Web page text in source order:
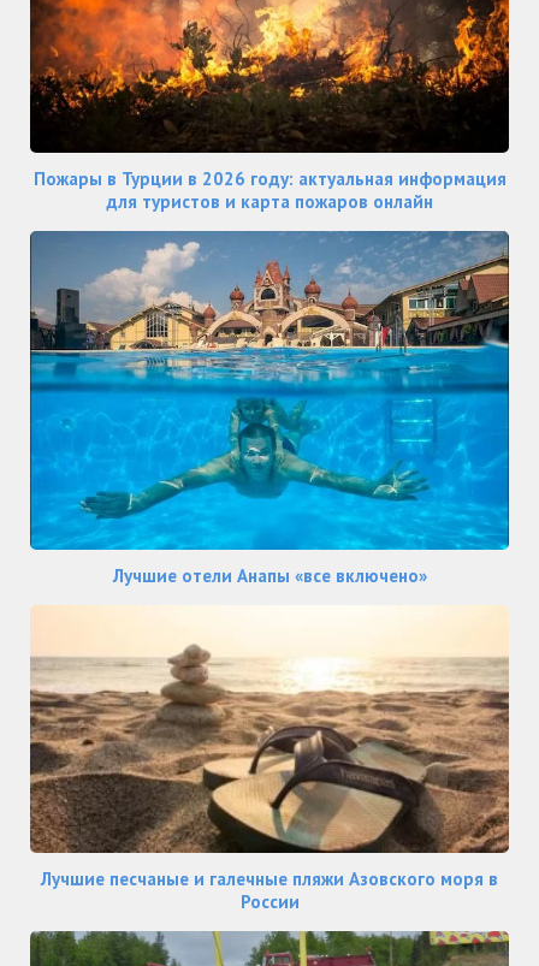
Пожары в Турции в 2026 году: актуальная информация
для туристов и карта пожаров онлайн
Лучшие отели Анапы «все включено»
Лучшие песчаные и галечные пляжи Азовского моря в
России